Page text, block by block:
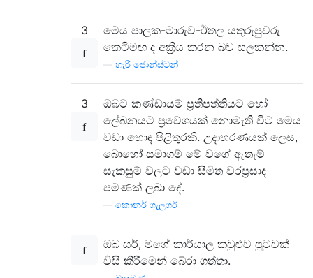
3
මෙය පාලක-මාරුව-ඊතල යතුරුපුවරු
කෙටිමඟ ද අක්‍රීය කරන බව සලකන්න.
හැරී ජොන්ස්ටන්
3
ඔබට කණ්ඩායම් ප්‍රතිපත්තියට හෝ
ලේඛනයට ප්‍රවේශයක් නොමැති විට මෙය
වඩා හොඳ පිළිතුරකි. උදාහරණයක් ලෙස,
බොහෝ සමාගම් මේ වගේ ඇතැම්
සැකසුම් වලට වඩා සීමිත වරප්‍රසාද
පමණක් ලබා දේ.
කොනර් ගැලගර්
ඔබ සර්, මගේ කාර්යාල කවුළුව පුටුවක්
විසි කිරීමෙන් බේරා ගත්තා.